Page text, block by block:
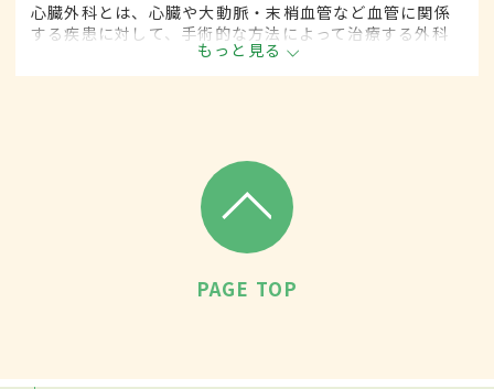
心臓外科とは、心臓や大動脈・末梢血管など血管に関係
する疾患に対して、手術的な方法によって治療する外科
もっと見る
PAGE TOP